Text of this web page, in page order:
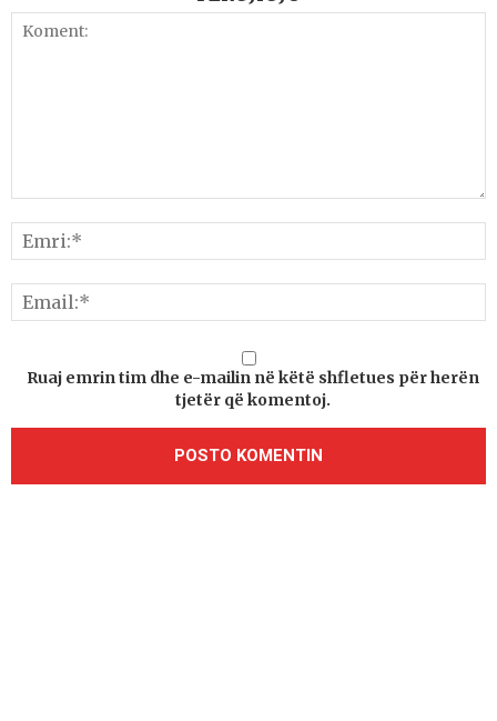
Ruaj emrin tim dhe e-mailin në këtë shfletues për herën
tjetër që komentoj.